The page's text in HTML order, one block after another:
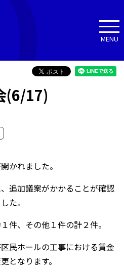
MENU
(6/17)
かれました。
追加議案がかかることが確認
た。
件、その他１件の計２件。
民ホールの工事における賃金
となります。